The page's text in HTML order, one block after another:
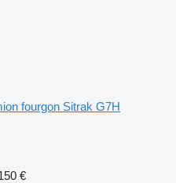
fourgon Sitrak G7H
€